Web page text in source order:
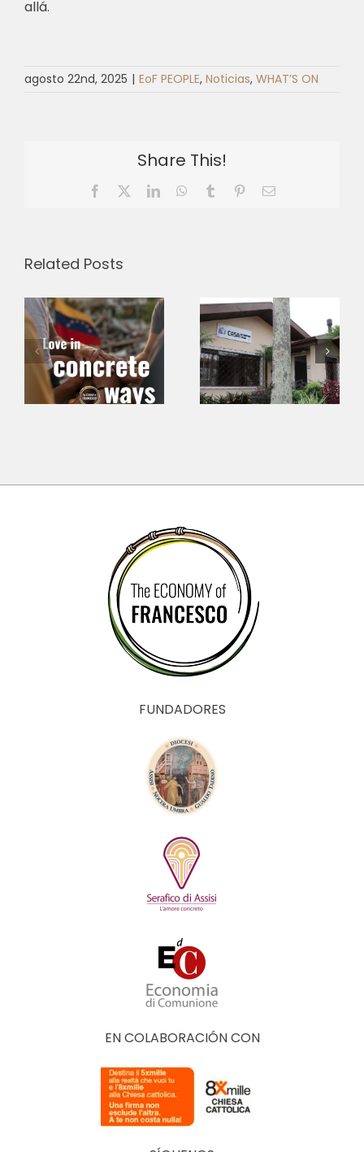
allá.
agosto 22nd, 2025 | EoF PEOPLE, Noticias, WHAT’S ON
Share This!
Facebook LinkedInWhatsApp
Tumblr PinterestEmail
Related Posts
Francisco e
Clara –
Pontifícia
Universidade
Católica do
EoF Hubs |
Testimonio
desde Cuba
FUNDADORES
EN COLABORACIÓN CON